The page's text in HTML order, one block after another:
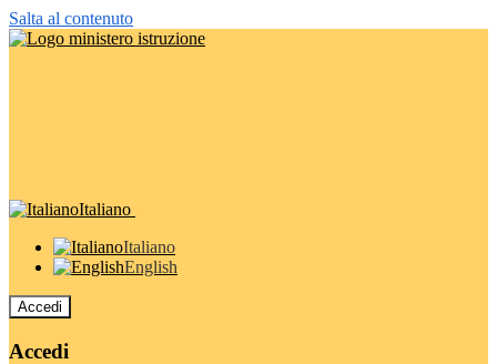
Salta al contenuto
Italiano
Italiano
English
Accedi
Accedi